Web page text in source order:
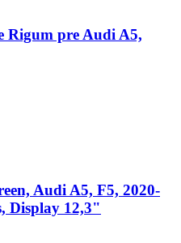
Rigum pre Audi A5,
Audi A5, F5, 2020-
Display 12,3"